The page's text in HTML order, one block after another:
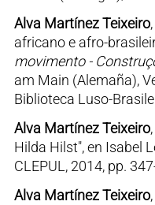
Alva Martínez Teixeiro
africano e afro-
movimento -
am Main (Alemaña),
Biblioteca Luso-
Alva Martínez Teixeiro
Hilda Hilst", en Isabel
CLEPUL, 2014, pp.
Alva Martínez Teixeiro